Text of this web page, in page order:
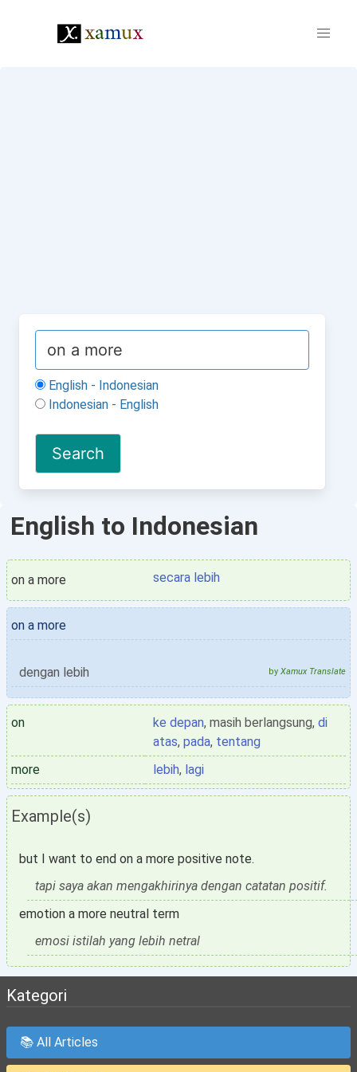
English - Indonesian
Indonesian - English
English to Indonesian
on a more secara lebih
on a more
dengan lebih by Xamux Translate
on ke depan, masih berlangsung, di
atas, pada, tentang
more
lebih, lagi
Example(s)
but I want to end on a more positive note.
tapi saya akan mengakhirinya dengan catatan positif.
emotion a more neutral term
emosi istilah yang lebih netral
Kategori
📚 All Articles